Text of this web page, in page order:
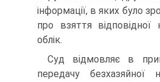
інформації, в яких було
про взяття відповідної
облік.
Суд відмовляє в
передачу безхазяйної